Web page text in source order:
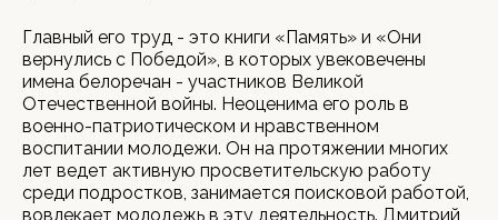
Главный его труд - это книги «Память» и «Они
вернулись с Победой», в которых увековечены
имена белоречан - участников Великой
Отечественной войны. Неоценима его роль в
военно-патриотическом и нравственном
воспитании молодежи. Он на протяжении многих
лет ведет активную просветительскую работу
среди подростков, занимается поисковой работой,
вовлекает молодежь в эту деятельность. Дмитрий